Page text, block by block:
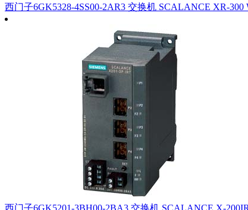
西门子6GK5328-4SS00-2AR3 交换机 SCALANCE XR-300
西门子6GK5201-3BH00-2BA3 交换机 SCALANCE X-